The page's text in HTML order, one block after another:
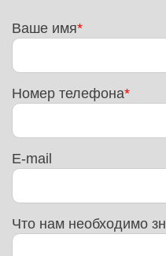
Ваше имя
Номер телефона
E-mail
Что нам необходимо